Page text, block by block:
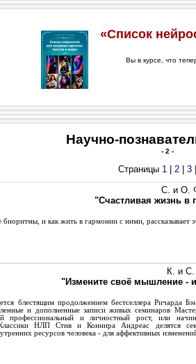
Научно-
- 2 -
Страницы 1 | 2 | 3 |
С. и О.
"Счастливая жизнь в
биоритмы, и как жить в гармонии с ними, рассказывает
К. и
"Измените своё мышление - и
блестящим продолжением бестселлера Ричарда
и дополненные записи живых семинаров
профессиональный и личностный рост, или
НЛП Стив и Коннира Андреас делятся
ресурсов человека - для аффективных